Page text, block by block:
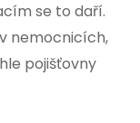
se to daří.
nemocnicích,
pojišťovny